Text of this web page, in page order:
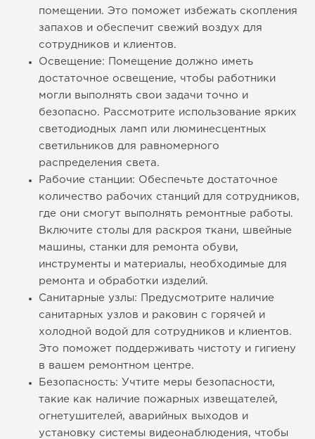
помещении. Это поможет избежать скопления
запахов и обеспечит свежий воздух для
сотрудников и клиентов.
Освещение: Помещение должно иметь
достаточное освещение, чтобы работники
могли выполнять свои задачи точно и
безопасно. Рассмотрите использование ярких
светодиодных ламп или люминесцентных
светильников для равномерного
распределения света.
Рабочие станции: Обеспечьте достаточное
количество рабочих станций для сотрудников,
где они смогут выполнять ремонтные работы.
Включите столы для раскроя ткани, швейные
машины, станки для ремонта обуви,
инструменты и материалы, необходимые для
ремонта и обработки изделий.
Санитарные узлы: Предусмотрите наличие
санитарных узлов и раковин с горячей и
холодной водой для сотрудников и клиентов.
Это поможет поддерживать чистоту и гигиену
в вашем ремонтном центре.
Безопасность: Учтите меры безопасности,
такие как наличие пожарных извещателей,
огнетушителей, аварийных выходов и
установку системы видеонаблюдения, чтобы